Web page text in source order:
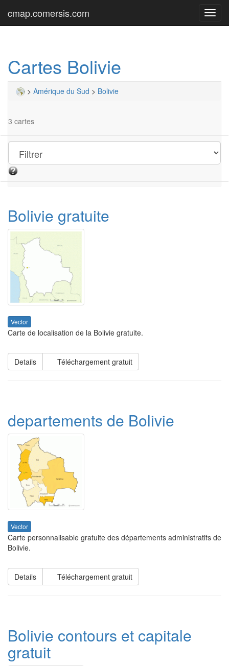
cmap.comersis.com
Cartes Bolivie
> Amérique du Sud > Bolivie
3 cartes
Bolivie gratuite
Vector
Carte de localisation de la Bolivie gratuite.
Details Téléchargement gratuit
departements de Bolivie
Vector
Carte personnalisable gratuite des départements administratifs de
Bolivie.
Details Téléchargement gratuit
Bolivie contours et capitale
gratuit